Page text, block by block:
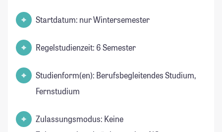
Startdatum: nur Wintersemester
Regelstudienzeit: 6 Semester
Studienform(en): Berufsbegleitendes Studium,
Fernstudium
Zulassungsmodus: Keine